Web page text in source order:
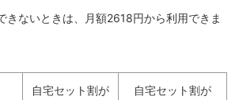
きないときは、月額2618円から利用できま
自宅セット割が
自宅セット割が